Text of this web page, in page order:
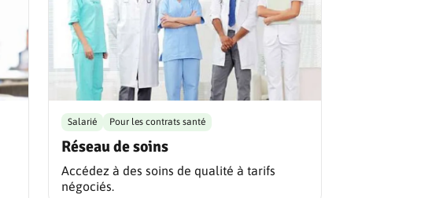
Réseau de soins
Salarié Pour les contrats santé
Accédez à des soins de qualité à tarifs
négociés.